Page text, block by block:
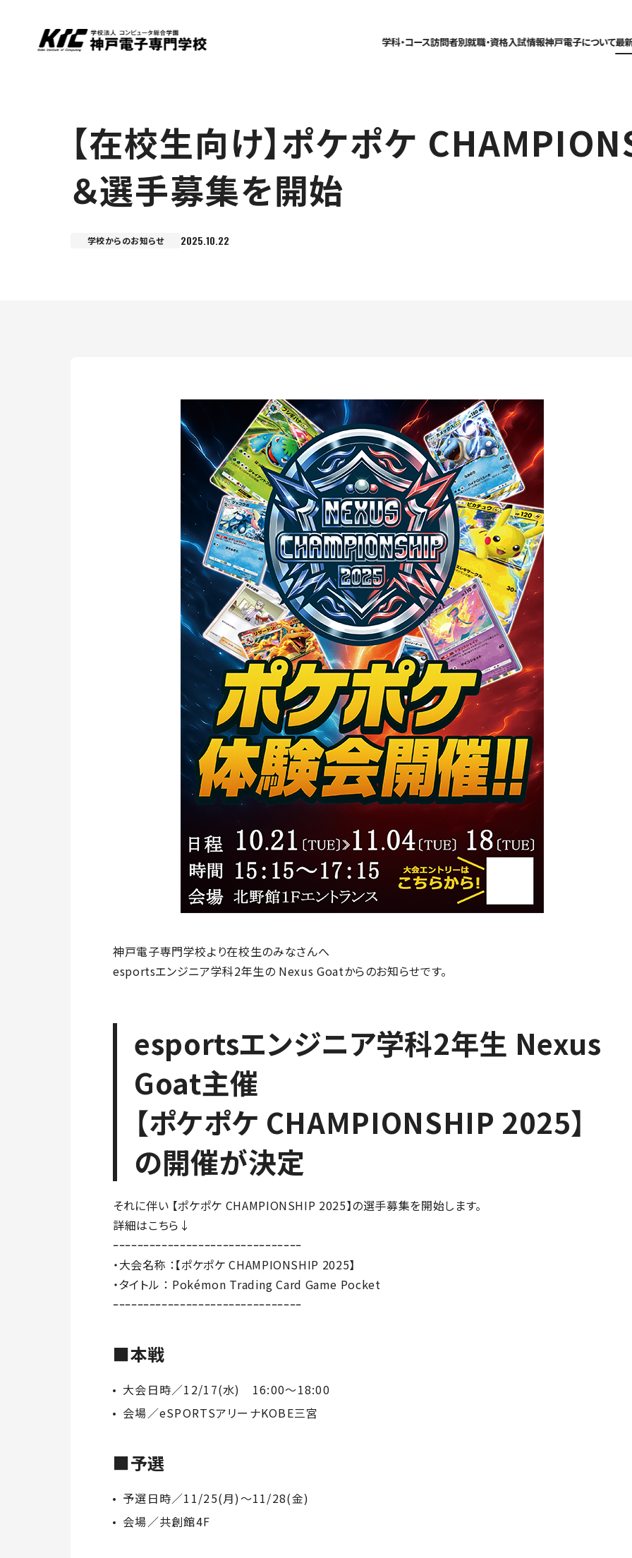
学科・コース訪問者別就職・資格入試情報神戸電子について最
【在校生向け】ポケポケ
＆選手募集を開始
学校からのお知らせ 2025.10.22
神戸電子専門学校より在校生のみなさんへ
esportsエンジニア学科2年生の Nexus Goatからのお知らせです。
esportsエンジニア学科2年生 Nexus
Goat主催
【ポケポケ CHAMPIONSHIP 2025】
の開催が決定
それに伴い 【ポケポケ CHAMPIONSHIP 2025】の選手募集を開始します。
詳細はこちら↓
ｰｰｰｰｰｰｰｰｰｰｰｰｰｰｰｰｰｰｰｰｰｰｰｰｰｰｰｰｰｰｰ
・大会名称 ：【ポケポケ CHAMPIONSHIP 2025】
・タイトル ： Pokémon Trading Card Game Pocket
ｰｰｰｰｰｰｰｰｰｰｰｰｰｰｰｰｰｰｰｰｰｰｰｰｰｰｰｰｰｰｰ
■本戦
大会日時／12/17(水) 16:00～18:00
会場／eSPORTSアリーナKOBE三宮
■予選
予選日時／11/25(月)～11/28(金)
会場／共創館4F